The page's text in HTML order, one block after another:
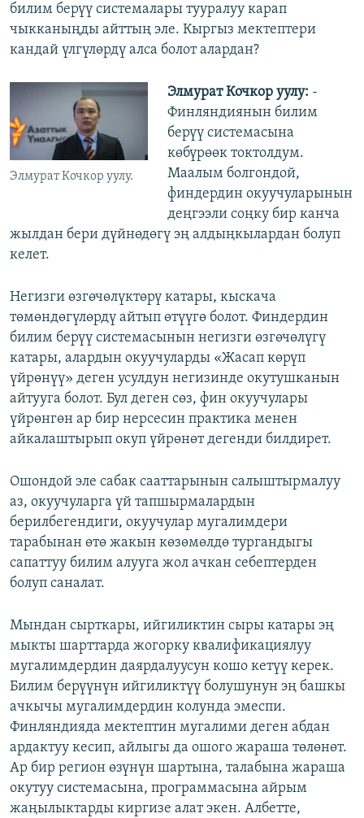
билим берүү системалары тууралуу карап
чыкканыңды айттың эле. Кыргыз мектептери
кандай үлгүлөрдү алса болот алардан?
Элмурат Кочкор уулу.
Элмурат Кочкор уулу: -
Финляндиянын билим
берүү системасына
көбүрөөк токтолдум.
Маалым болгондой,
финдердин окуучуларынын
деңгээли соңку бир канча
жылдан бери дүйнөдөгү эң алдыңкылардан болуп
келет.
Негизги өзгөчөлүктөрү катары, кыскача
төмөндөгүлөрдү айтып өтүүгө болот. Финдердин
билим берүү системасынын негизги өзгөчөлүгү
катары, алардын окуучуларды «Жасап көрүп
үйрөнүү» деген усулдун негизинде окутушканын
айтууга болот. Бул деген сөз, фин окуучулары
үйрөнгөн ар бир нерсесин практика менен
айкалаштырып окуп үйрөнөт дегенди билдирет.
Ошондой эле сабак сааттарынын салыштырмалуу
аз, окуучуларга үй тапшырмалардын
берилбегендиги, окуучулар мугалимдери
тарабынан өтө жакын көзөмөлдө тургандыгы
сапаттуу билим алууга жол ачкан себептерден
болуп саналат.
Мындан сырткары, ийгиликтин сыры катары эң
мыкты шарттарда жогорку квалификациялуу
мугалимдердин даярдалуусун кошо кетүү керек.
Билим берүүнүн ийгиликтүү болушунун эң башкы
ачкычы мугалимдердин колунда эмеспи.
Финляндияда мектептин мугалими деген абдан
ардактуу кесип, айлыгы да ошого жараша төлөнөт.
Ар бир регион өзүнүн шартына, талабына жараша
окутуу системасына, программасына айрым
жаңылыктарды киргизе алат экен. Албетте,